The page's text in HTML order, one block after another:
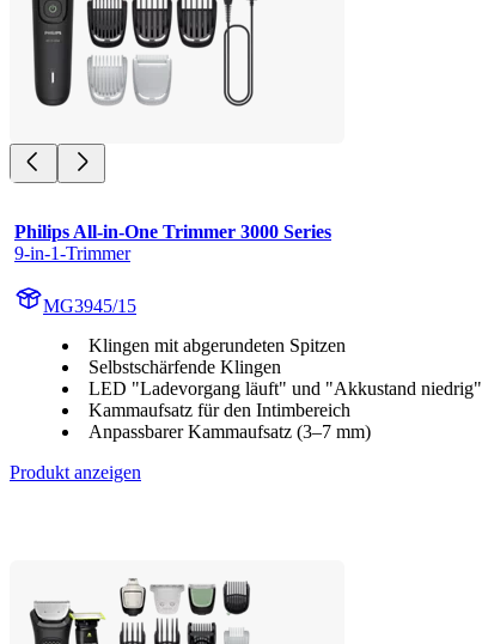
Philips All-in-One Trimmer 3000 Series
9-in-1-Trimmer
MG3945/15
Klingen mit abgerundeten Spitzen
Selbstschärfende Klingen
LED "Ladevorgang läuft" und "Akkustand niedrig"
Kammaufsatz für den Intimbereich
Anpassbarer Kammaufsatz (3–7 mm)
Produkt anzeigen